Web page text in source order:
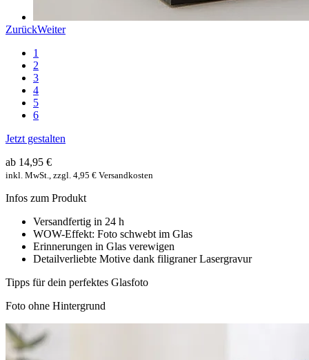
ZurückWeiter
1
2
3
4
5
6
Jetzt gestalten
ab 14,95 €
inkl. MwSt., zzgl. 4,95 € Versandkosten
Infos zum Produkt
Versandfertig in 24 h
WOW-Effekt: Foto schwebt im Glas
Erinnerungen in Glas verewigen
Detailverliebte Motive dank filigraner Lasergravur
Tipps für dein perfektes Glasfoto
Foto ohne Hintergrund